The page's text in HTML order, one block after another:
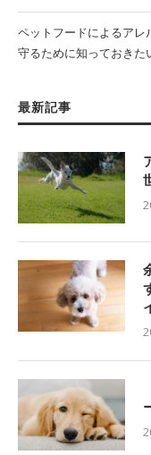
ペットフードによるアレ
守るために知っておきた
最新記事